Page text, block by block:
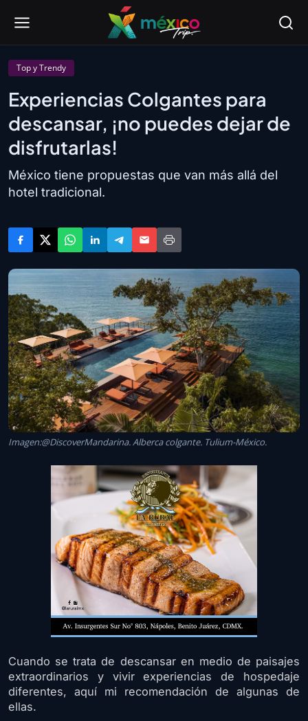
Top y Trendy
Experiencias Colgantes para
descansar, ¡no puedes dejar de
disfrutarlas!
México tiene propuestas que van más allá del
hotel tradicional.
Imagen:@DiscoverMandarina. Alberca colgante. Tulium-México.
Cuando se trata de descansar en medio de paisajes
extraordinarios y vivir experiencias de hospedaje
diferentes, aquí mi recomendación de algunas de
ellas.